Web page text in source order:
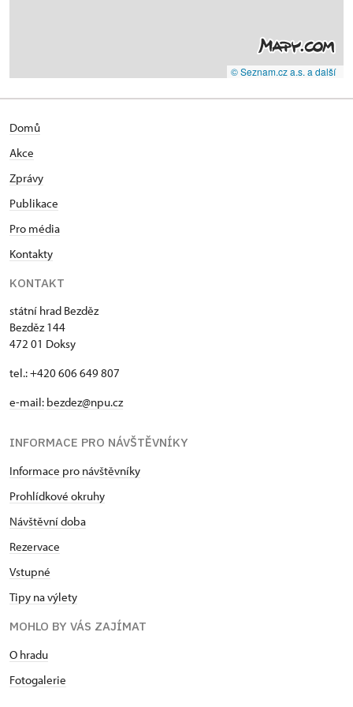
© Seznam.cz a.s. a další
Domů
Akce
Zprávy
Publikace
Pro média
Kontakty
KONTAKT
státní hrad Bezděz
Bezděz 144
472 01 Doksy
tel.: +420 606 649 807
e-mail: bezdez@npu.cz
INFORMACE PRO NÁVŠTĚVNÍKY
Informace pro návštěvníky
Prohlídkové okruhy
Návštěvní doba
Rezervace
Vstupné
Tipy na výlety
MOHLO BY VÁS ZAJÍMAT
O hradu
Fotogalerie